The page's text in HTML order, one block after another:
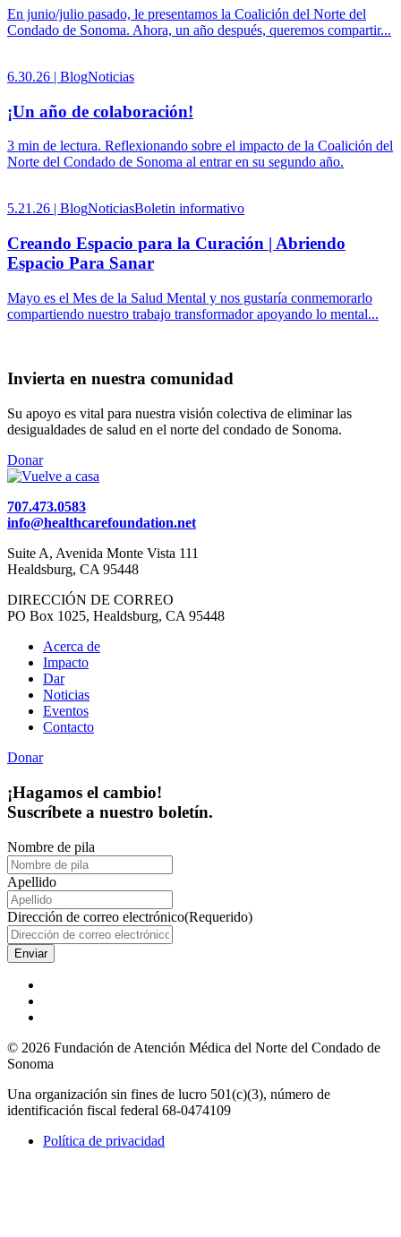
En junio/julio pasado, le presentamos la Coalición del Norte del
Condado de Sonoma. Ahora, un año después, queremos compartir...
6.30.26 | BlogNoticias
¡Un año de colaboración!
3 min de lectura. Reflexionando sobre el impacto de la Coalición del
Norte del Condado de Sonoma al entrar en su segundo año.
5.21.26 | BlogNoticiasBoletin informativo
Creando Espacio para la Curación | Abriendo
Espacio Para Sanar
Mayo es el Mes de la Salud Mental y nos gustaría conmemorarlo
compartiendo nuestro trabajo transformador apoyando lo mental...
Invierta en nuestra comunidad
Su apoyo es vital para nuestra visión colectiva de eliminar las
desigualdades de salud en el norte del condado de Sonoma.
Donar
707.473.0583
info@healthcarefoundation.net
Suite A, Avenida Monte Vista 111
Healdsburg, CA 95448
DIRECCIÓN DE CORREO
PO Box 1025, Healdsburg, CA 95448
Acerca de
Impacto
Dar
Noticias
Eventos
Contacto
Donar
¡Hagamos el cambio!
Suscríbete a nuestro boletín.
Nombre de pila
Apellido
Dirección de correo electrónico(Requerido)
© 2026 Fundación de Atención Médica del Norte del Condado de
Sonoma
Una organización sin fines de lucro 501(c)(3), número de
identificación fiscal federal 68-0474109
Política de privacidad